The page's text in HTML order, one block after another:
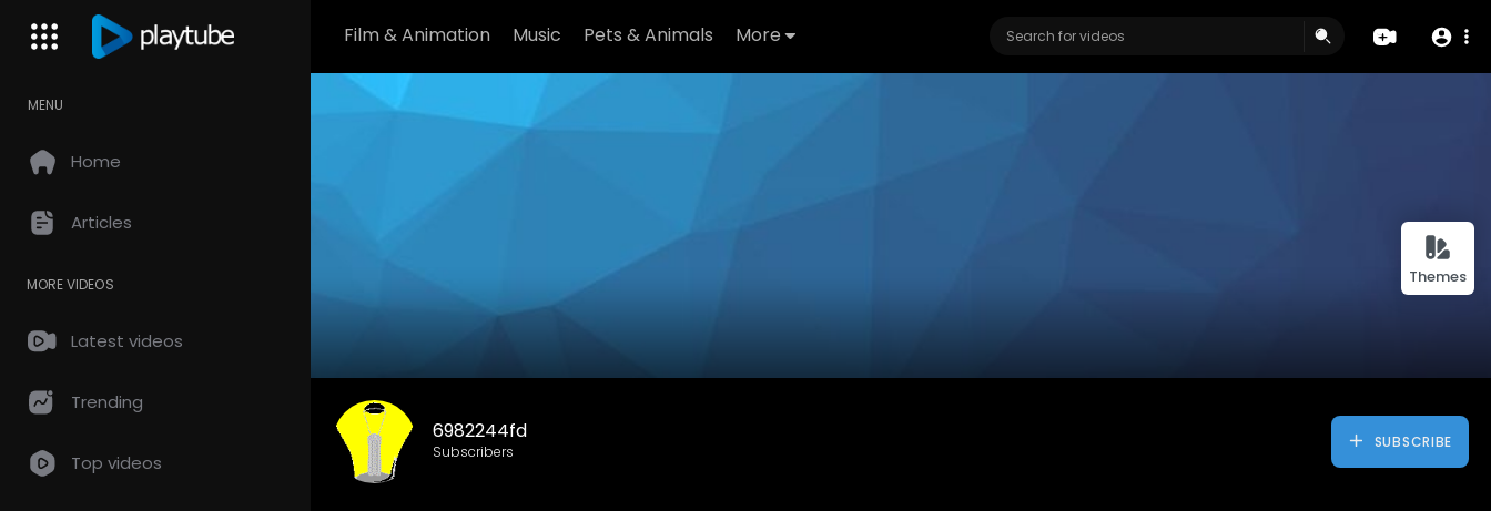
Themes
Film & Animation Music Pets & Animals More
MENU
Home
Articles
MORE VIDEOS
Latest videos
Trending
Top videos
6982244fd
Subscribers
SUBSCRIBE